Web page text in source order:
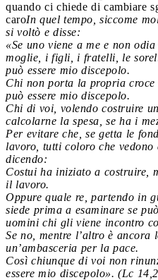
quando ci chiede di cambiare
caroIn quel tempo, siccome
si voltò e disse:
«Se uno viene a me e non
moglie, i figli, i fratelli, le
può essere mio discepolo.
Chi non porta la propria
può essere mio discepolo.
Chi di voi, volendo costruire
calcolarne la spesa, se ha i
Per evitare che, se getta le
lavoro, tutti coloro che vedono
dicendo:
Costui ha iniziato a costruire,
il lavoro.
Oppure quale re, partendo in
siede prima a esaminare se
uomini chi gli viene incontro
Se no, mentre l’altro è ancora
un’ambasceria per la pace.
Così chiunque di voi non
essere mio discepolo». (Lc